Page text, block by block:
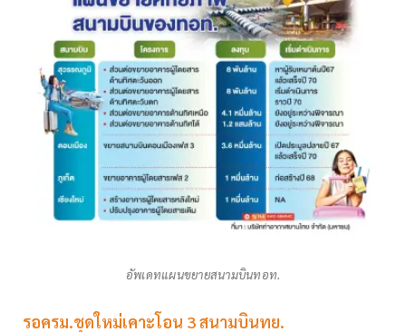
อัพเดทแผนขยายสนามบินทอท.
รอครม.ชุดใหม่เคาะโอน 3 สนามบินทย.